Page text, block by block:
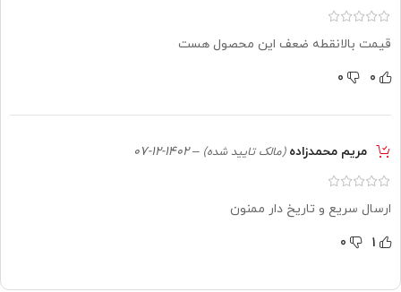
قیمت بالانقطه ضعف این محصول هست
0
0
مریم محمدزاده(مالک تایید شده) –
1402-12-07
ارسال سریع و تاریخ دار ممنون
1
0